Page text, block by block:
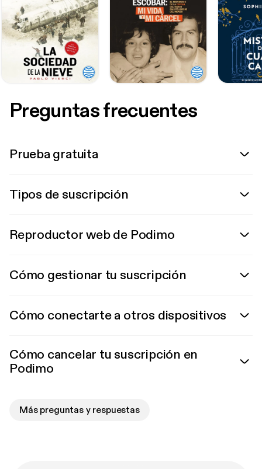
Preguntas frecuentes
Prueba gratuita
Tipos de suscripción
Reproductor web de Podimo
Cómo gestionar tu suscripción
Cómo conectarte a otros dispositivos
Cómo cancelar tu suscripción en
Podimo
Más preguntas y respuestas